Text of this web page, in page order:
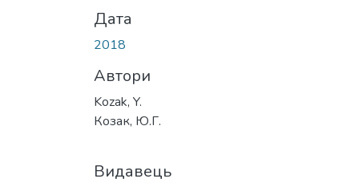
Дата
2018
Автори
Kozak, Y.
Козак, Ю.Г.
Видавець